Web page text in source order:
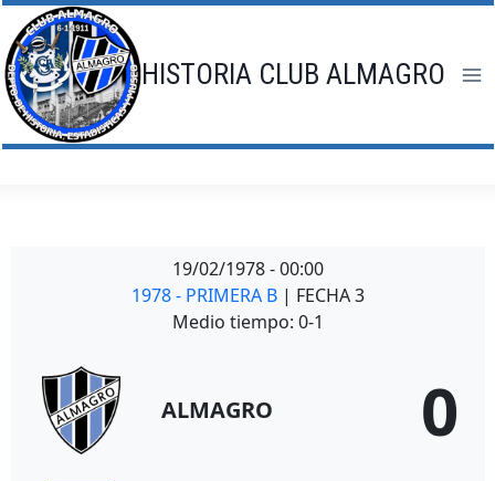
Saltar
al
contenido
HISTORIA CLUB ALMAGRO
19/02/1978 - 00:00
1978 - PRIMERA B | FECHA 3
Medio tiempo: 0-1
ALMAGRO 0